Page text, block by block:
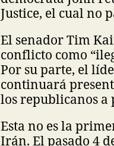
Justice, el cual no
El senador Tim
conflicto como
Por su parte, el
continuará
los republicanos a
Esta no es la
Irán. El pasado 4